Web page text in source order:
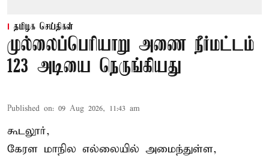
தமிழக செய்திகள்
முல்லைப்பெரியாறு அணை நீர்மட்டம்
123 அடியை நெருங்கியது
Published on: 09 Aug 2026, 11:43 am
கூடலூர்,
கேரள மாநில எல்லையில் அமைந்துள்ள,